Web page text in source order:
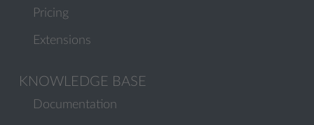
Pricing
Extensions
KNOWLEDGE BASE
Documentation